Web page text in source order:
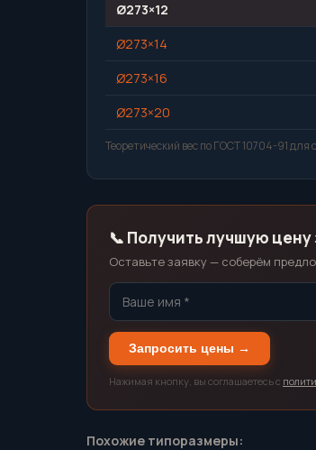
Ø273×12
Ø273×14
Ø273×16
Ø273×20
Теоретический вес по ГОСТ 10704-91
📞 Получить лучшую цену
Оставьте заявку — соберём
Запросить цены →
Нажимая кнопку, вы соглашаетесь с
Похожие типоразмеры: